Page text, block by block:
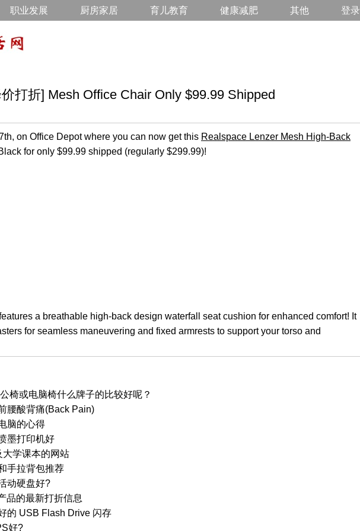
职业发展 厨房家居 育儿教育 健康减肥 其他 登录
打折] Mesh Office Chair Only $99.99 Shipped
on Office Depot where you can now get this Realspace Lenzer Mesh High-Back
for only $99.99 shipped (regularly $299.99)!
a breathable high-back design waterfall seat cushion for enhanced comfort! It
for seamless maneuvering and fixed armrests to support your torso and
椅或电脑椅什么牌子的比较好呢？
腰酸背痛(Back Pain)
脑的心得
墨打印机好
学课本的网站
手拉背包推荐
动硬盘好?
品的最新打折信息
的 USB Flash Drive 闪存
好?